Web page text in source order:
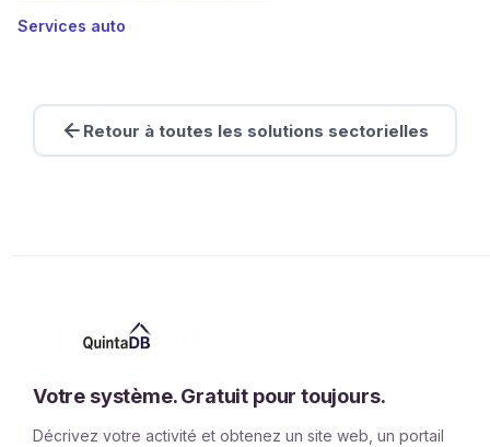
Services auto
Retour à toutes les solutions sectorielles
Votre système. Gratuit pour toujours.
Décrivez votre activité et obtenez un site web, un portail